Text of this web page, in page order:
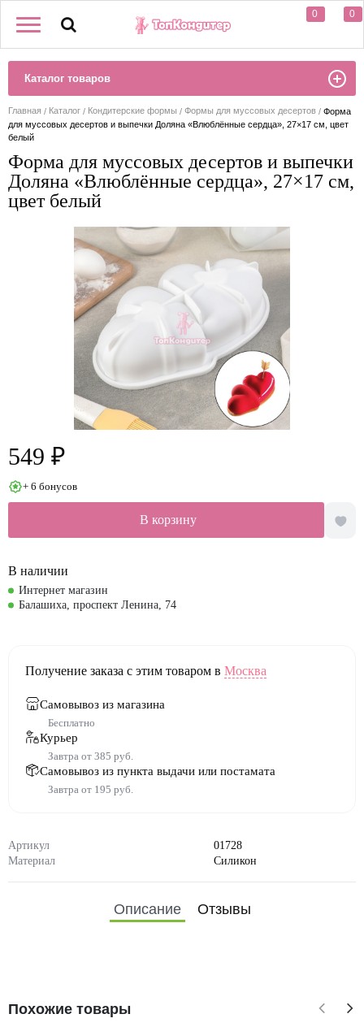
0 0
Каталог товаров
Главная Каталог Кондитерские формы Формы для муссовых десертов
Форма
для муссовых десертов и выпечки Доляна «Влюблённые сердца», 27×17 см, цвет
белый
Форма для муссовых десертов и выпечки
Доляна «Влюблённые сердца», 27×17 см,
цвет белый
Артикул
01728
Материал
Силикон
549 ₽
+ 6 бонусов
В корзину
В наличии
Интернет магазин
Балашиха, проспект Ленина, 74
Получение заказа с этим товаром в Москва
Самовывоз из магазина
Бесплатно
Курьер
Завтра от 385 руб.
Самовывоз из пункта выдачи или постамата
Завтра от 195 руб.
Описание Отзывы
Похожие товары